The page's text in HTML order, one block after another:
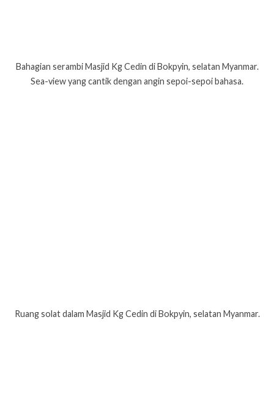
Bahagian serambi Masjid Kg Cedin di Bokpyin, selatan Myanmar.
Sea-view yang cantik dengan angin sepoi-sepoi bahasa.
Ruang solat dalam Masjid Kg Cedin di Bokpyin, selatan Myanmar.